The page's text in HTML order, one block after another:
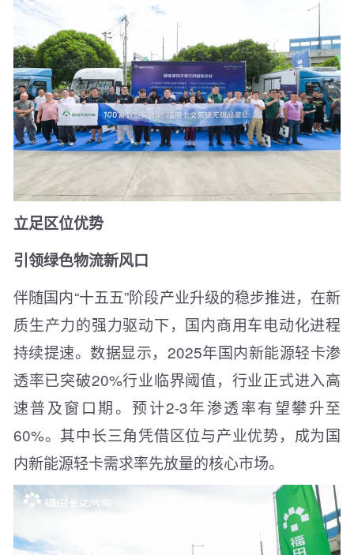
立足区位优势
引领绿色物流新风口
伴随国内“十五五”阶段产业升级的稳步推进，在新
质生产力的强力驱动下，国内商用车电动化进程
持续提速。数据显示，2025年国内新能源轻卡渗
透率已突破20%行业临界阈值，行业正式进入高
速普及窗口期。预计2-3年渗透率有望攀升至
60%。其中长三角凭借区位与产业优势，成为国
内新能源轻卡需求率先放量的核心市场。